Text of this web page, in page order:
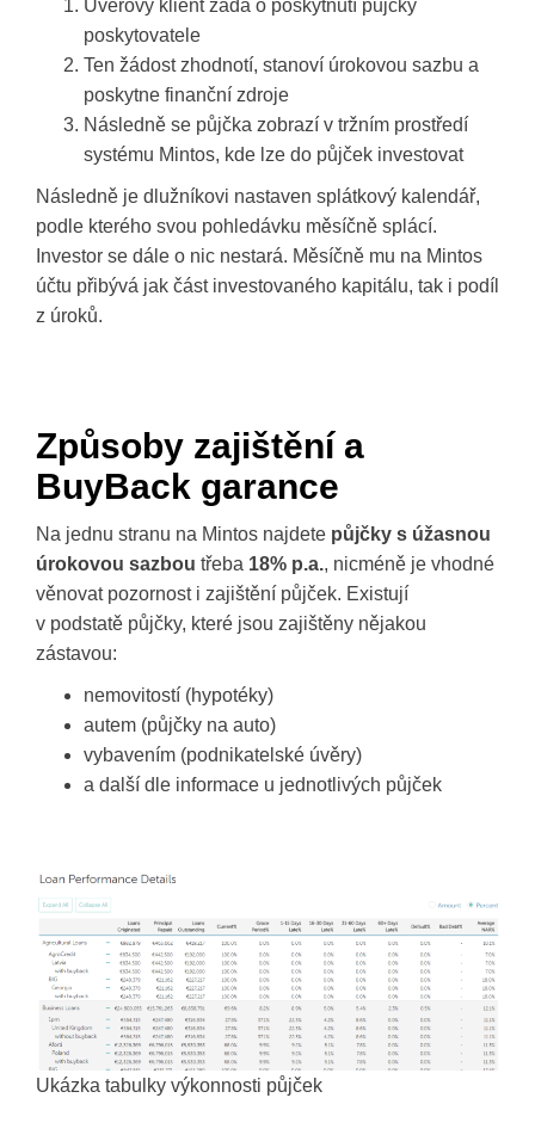
Úvěrový klient žádá o poskytnutí půjčky
poskytovatele
Ten žádost zhodnotí, stanoví úrokovou sazbu a
poskytne finanční zdroje
Následně se půjčka zobrazí v tržním prostředí
systému Mintos, kde lze do půjček investovat
Následně je dlužníkovi nastaven splátkový kalendář,
podle kterého svou pohledávku měsíčně splácí.
Investor se dále o nic nestará. Měsíčně mu na Mintos
účtu přibývá jak část investovaného kapitálu, tak i podíl
z úroků.
Způsoby zajištění a
BuyBack garance
Na jednu stranu na Mintos najdete půjčky s úžasnou
úrokovou sazbou třeba 18% p.a., nicméně je vhodné
věnovat pozornost i zajištění půjček. Existují
v podstatě půjčky, které jsou zajištěny nějakou
zástavou:
nemovitostí (hypotéky)
autem (půjčky na auto)
vybavením (podnikatelské úvěry)
a další dle informace u jednotlivých půjček
Ukázka tabulky výkonnosti půjček